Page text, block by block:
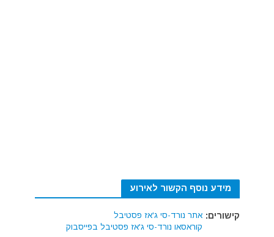
מידע נוסף הקשור לאירוע
קישורים: אתר נורד-סי ג'אז פסטיבל
קוראסאו נורד-סי ג'אז פסטיבל בפייסבוק